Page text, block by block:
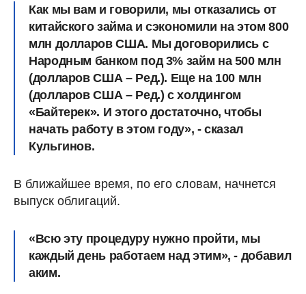
Как мы вам и говорили, мы отказались от
китайского займа и сэкономили на этом 800
млн долларов США. Мы договорились с
Народным банком под 3% займ на 500 млн
(долларов США – Ред.). Еще на 100 млн
(долларов США – Ред.) с холдингом
«Байтерек». И этого достаточно, чтобы
начать работу в этом году», - сказал
Кульгинов.
В ближайшее время, по его словам, начнется
выпуск облигаций.
«Всю эту процедуру нужно пройти, мы
каждый день работаем над этим», - добавил
аким.